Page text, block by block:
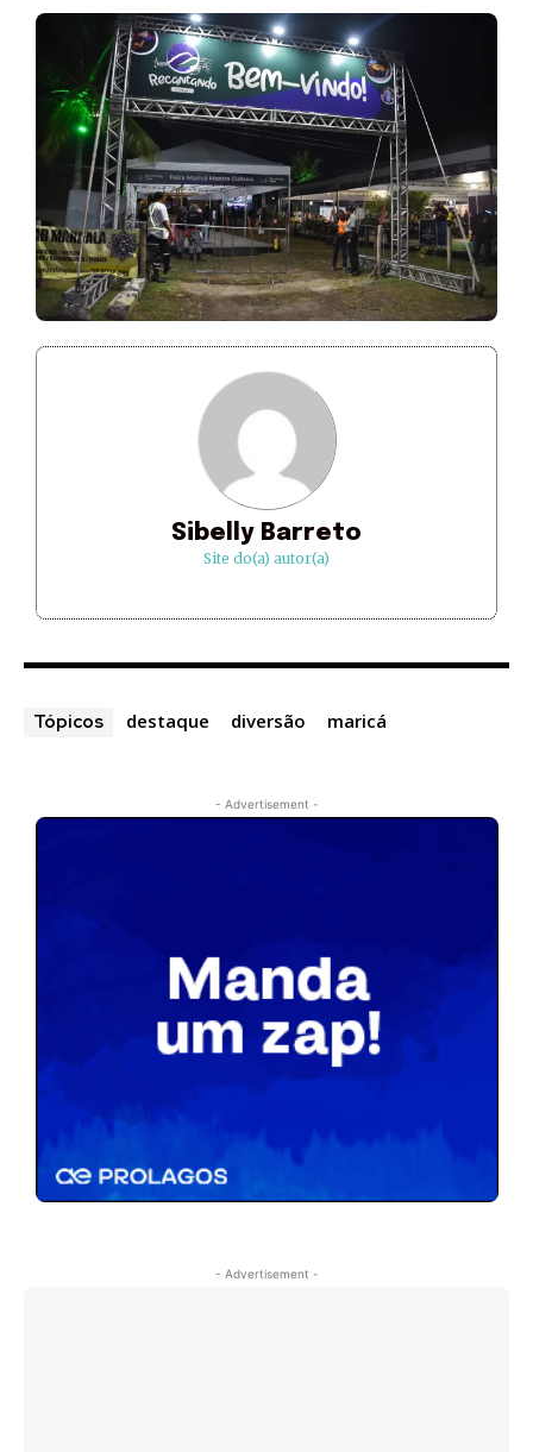
Sibelly Barreto
Site do(a) autor(a)
Tópicos destaque diversão maricá
- Advertisement -
- Advertisement -